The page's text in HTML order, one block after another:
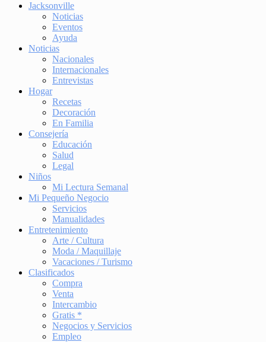
Jacksonville
Noticias
Eventos
Ayuda
Noticias
Nacionales
Internacionales
Entrevistas
Hogar
Recetas
Decoración
En Familia
Consejería
Educación
Salud
Legal
Niños
Mi Lectura Semanal
Mi Pequeño Negocio
Servicios
Manualidades
Entretenimiento
Arte / Cultura
Moda / Maquillaje
Vacaciones / Turismo
Clasificados
Compra
Venta
Intercambio
Gratis *
Negocios y Servicios
Empleo